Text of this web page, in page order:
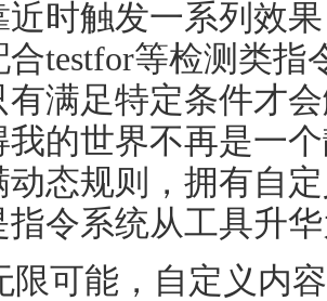
近时触发一系列效
testfor等检测类
有满足特定条件才
我的世界不再是一
动态规则，拥有自
指令系统从工具升
限可能，自定义内